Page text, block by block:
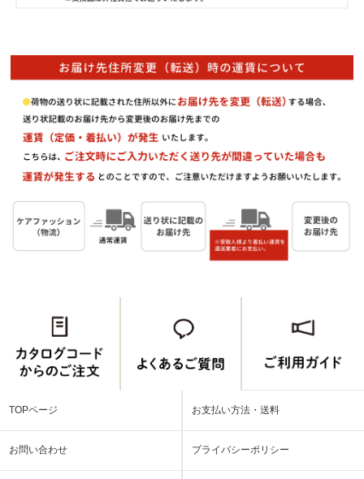
TOPページ お支払い方法・送料
お問い合わせ プライバシーポリシー